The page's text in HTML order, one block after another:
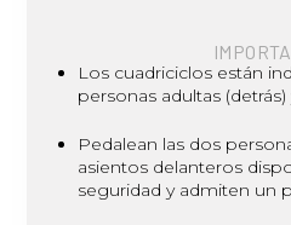
Los cuadriciclos están
personas adultas
Pedalean las dos
asientos delanteros
seguridad y admiten un